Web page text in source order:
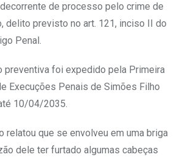
de processo pelo crime de
delito previsto no art. 121, inciso II do
Penal.
preventiva foi expedido pela Primeira
Execuções Penais de Simões Filho
10/04/2035.
relatou que se envolveu em uma briga
dele ter furtado algumas cabeças